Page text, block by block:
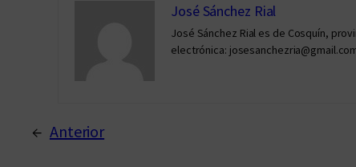
José Sánchez Rial
José Sánchez Rial es de Cosquín,
electrónica:
← Anterior